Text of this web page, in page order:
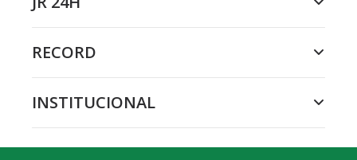
RECORD
INSTITUCIONAL